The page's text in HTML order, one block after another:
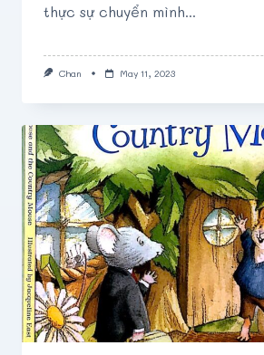
thực sự chuyển mình...
Chan May 11, 2023